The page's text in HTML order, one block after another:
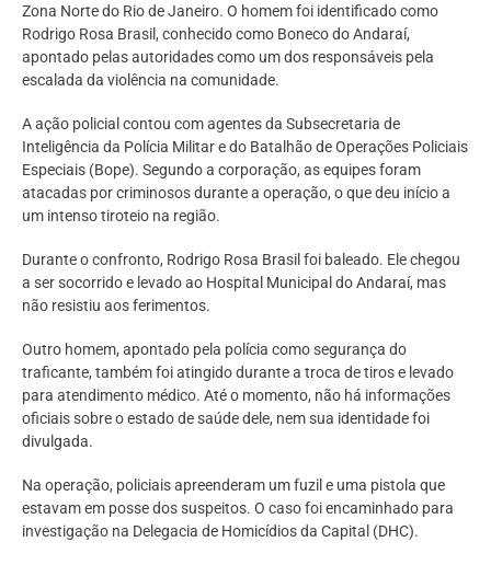
Zona Norte do Rio de Janeiro. O homem foi identificado como
Rodrigo Rosa Brasil, conhecido como Boneco do Andaraí,
apontado pelas autoridades como um dos responsáveis pela
escalada da violência na comunidade.
A ação policial contou com agentes da Subsecretaria de
Inteligência da Polícia Militar e do Batalhão de Operações Policiais
Especiais (Bope). Segundo a corporação, as equipes foram
atacadas por criminosos durante a operação, o que deu início a
um intenso tiroteio na região.
Durante o confronto, Rodrigo Rosa Brasil foi baleado. Ele chegou
a ser socorrido e levado ao Hospital Municipal do Andaraí, mas
não resistiu aos ferimentos.
Outro homem, apontado pela polícia como segurança do
traficante, também foi atingido durante a troca de tiros e levado
para atendimento médico. Até o momento, não há informações
oficiais sobre o estado de saúde dele, nem sua identidade foi
divulgada.
Na operação, policiais apreenderam um fuzil e uma pistola que
estavam em posse dos suspeitos. O caso foi encaminhado para
investigação na Delegacia de Homicídios da Capital (DHC).